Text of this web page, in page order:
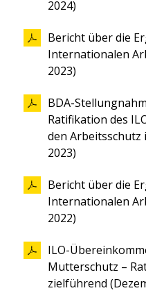
2024)
Bericht über die
Internationalen
2023)
BDA-
Ratifikation des
den Arbeitsschutz
2023)
Bericht über die
Internationalen
2022)
ILO-
Mutterschutz –
zielführend